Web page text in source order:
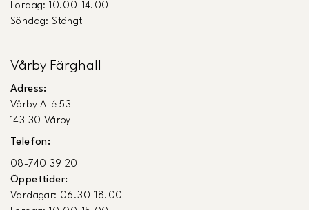
Lördag: 10.00-14.00
Söndag: Stängt
Vårby Färghall
Adress:
Vårby Allé 53
143 30 Vårby
Telefon:
08-740 39 20
Öppettider:
Vardagar: 06.30-18.00